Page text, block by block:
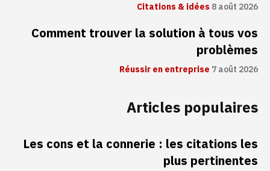
Citations & idées8 août 2026
Comment trouver la solution à tous vos
problèmes
Réussir en entreprise 7 août 2026
Articles populaires
Les cons et la connerie : les citations les
plus pertinentes